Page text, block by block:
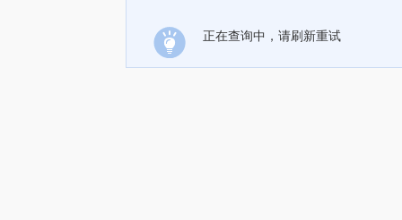
正在查询中，请刷新重试